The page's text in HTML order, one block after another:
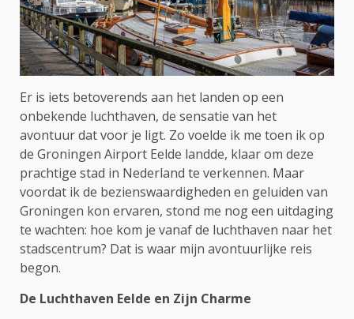
Er is iets betoverends aan het landen op een
onbekende luchthaven, de sensatie van het
avontuur dat voor je ligt. Zo voelde ik me toen ik op
de Groningen Airport Eelde landde, klaar om deze
prachtige stad in Nederland te verkennen. Maar
voordat ik de bezienswaardigheden en geluiden van
Groningen kon ervaren, stond me nog een uitdaging
te wachten: hoe kom je vanaf de luchthaven naar het
stadscentrum? Dat is waar mijn avontuurlijke reis
begon.
De Luchthaven Eelde en Zijn Charme